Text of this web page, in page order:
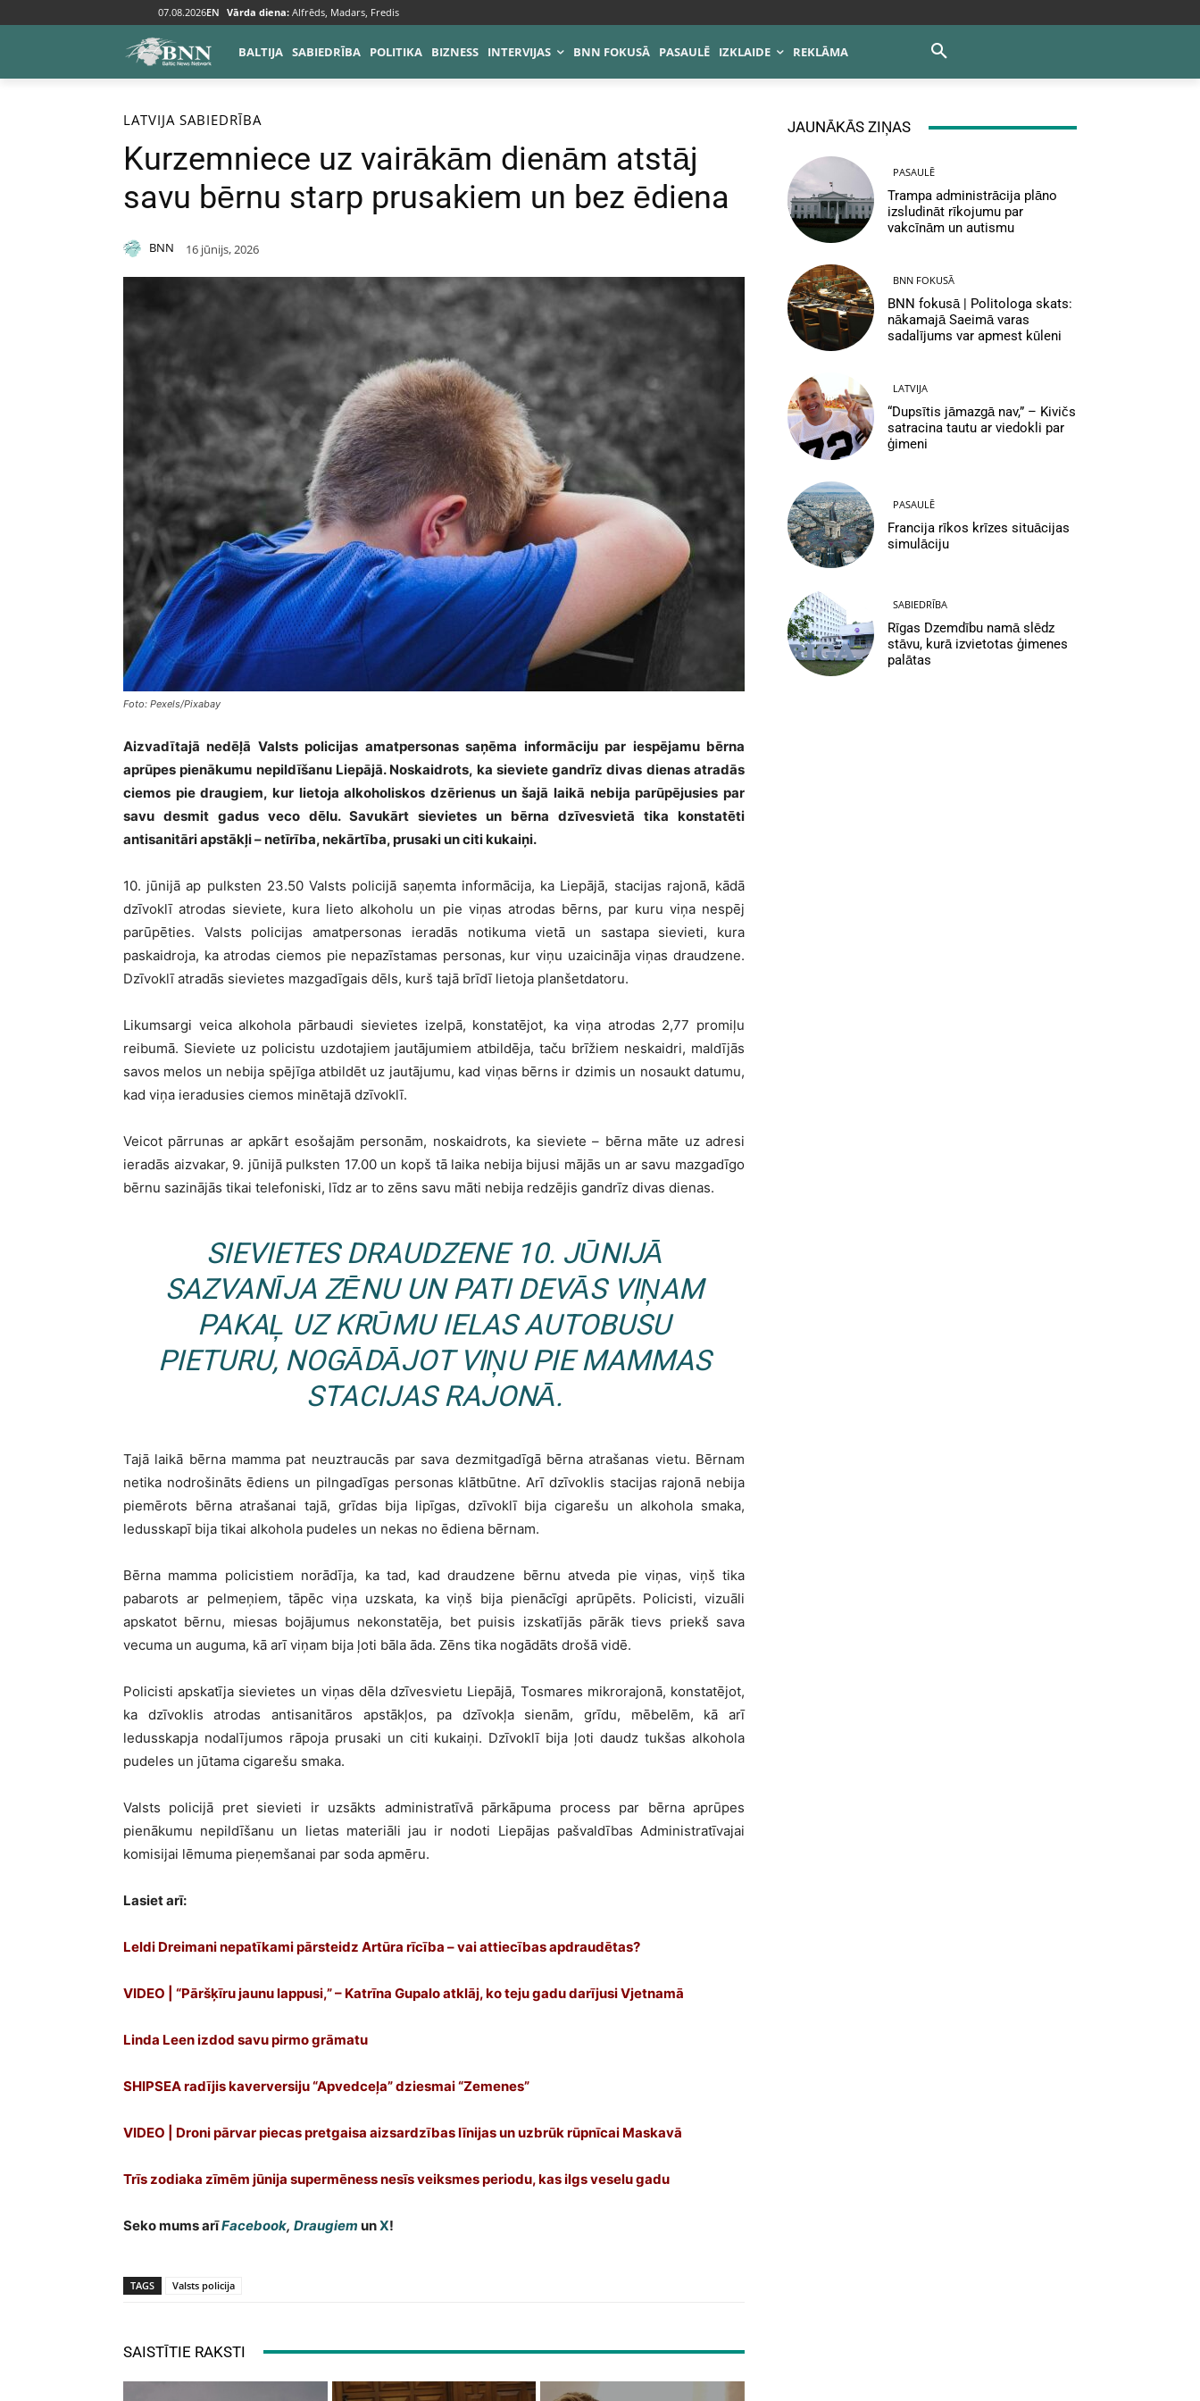
07.08.2026EN Vārda diena: Alfrēds, Madars, Fredis
BALTIJA SABIEDRĪBA POLITIKA BIZNESS INTERVIJAS BNN FOKUSĀ PASAULĒ IZKLAIDE REKLĀMA
Sākums Baltija Latvija
LATVIJA SABIEDRĪBA
Kurzemniece uz vairākām dienām atstāj
savu bērnu starp prusakiem un bez ēdiena
BNN 16 jūnijs, 2026
Foto: Pexels/Pixabay
Aizvadītajā nedēļā Valsts policijas amatpersonas saņēma informāciju par iespējamu bērna
aprūpes pienākumu nepildīšanu Liepājā. Noskaidrots, ka sieviete gandrīz divas dienas atradās
ciemos pie draugiem, kur lietoja alkoholiskos dzērienus un šajā laikā nebija parūpējusies par
savu desmit gadus veco dēlu. Savukārt sievietes un bērna dzīvesvietā tika konstatēti
antisanitāri apstākļi – netīrība, nekārtība, prusaki un citi kukaiņi.
10. jūnijā ap pulksten 23.50 Valsts policijā saņemta informācija, ka Liepājā, stacijas rajonā, kādā
dzīvoklī atrodas sieviete, kura lieto alkoholu un pie viņas atrodas bērns, par kuru viņa nespēj
parūpēties. Valsts policijas amatpersonas ieradās notikuma vietā un sastapa sievieti, kura
paskaidroja, ka atrodas ciemos pie nepazīstamas personas, kur viņu uzaicināja viņas draudzene.
Dzīvoklī atradās sievietes mazgadīgais dēls, kurš tajā brīdī lietoja planšetdatoru.
Likumsargi veica alkohola pārbaudi sievietes izelpā, konstatējot, ka viņa atrodas 2,77 promiļu
reibumā. Sieviete uz policistu uzdotajiem jautājumiem atbildēja, taču brīžiem neskaidri, maldījās
savos melos un nebija spējīga atbildēt uz jautājumu, kad viņas bērns ir dzimis un nosaukt datumu,
kad viņa ieradusies ciemos minētajā dzīvoklī.
Veicot pārrunas ar apkārt esošajām personām, noskaidrots, ka sieviete – bērna māte uz adresi
ieradās aizvakar, 9. jūnijā pulksten 17.00 un kopš tā laika nebija bijusi mājās un ar savu mazgadīgo
bērnu sazinājās tikai telefoniski, līdz ar to zēns savu māti nebija redzējis gandrīz divas dienas.
SIEVIETES DRAUDZENE 10. JŪNIJĀ
SAZVANĪJA ZĒNU UN PATI DEVĀS VIŅAM
PAKAĻ UZ KRŪMU IELAS AUTOBUSU
PIETURU, NOGĀDĀJOT VIŅU PIE MAMMAS
STACIJAS RAJONĀ.
Tajā laikā bērna mamma pat neuztraucās par sava dezmitgadīgā bērna atrašanas vietu. Bērnam
netika nodrošināts ēdiens un pilngadīgas personas klātbūtne. Arī dzīvoklis stacijas rajonā nebija
piemērots bērna atrašanai tajā, grīdas bija lipīgas, dzīvoklī bija cigarešu un alkohola smaka,
ledusskapī bija tikai alkohola pudeles un nekas no ēdiena bērnam.
Bērna mamma policistiem norādīja, ka tad, kad draudzene bērnu atveda pie viņas, viņš tika
pabarots ar pelmeņiem, tāpēc viņa uzskata, ka viņš bija pienācīgi aprūpēts. Policisti, vizuāli
apskatot bērnu, miesas bojājumus nekonstatēja, bet puisis izskatījās pārāk tievs priekš sava
vecuma un auguma, kā arī viņam bija ļoti bāla āda. Zēns tika nogādāts drošā vidē.
Policisti apskatīja sievietes un viņas dēla dzīvesvietu Liepājā, Tosmares mikrorajonā, konstatējot,
ka dzīvoklis atrodas antisanitāros apstākļos, pa dzīvokļa sienām, grīdu, mēbelēm, kā arī
ledusskapja nodalījumos rāpoja prusaki un citi kukaiņi. Dzīvoklī bija ļoti daudz tukšas alkohola
pudeles un jūtama cigarešu smaka.
Valsts policijā pret sievieti ir uzsākts administratīvā pārkāpuma process par bērna aprūpes
pienākumu nepildīšanu un lietas materiāli jau ir nodoti Liepājas pašvaldības Administratīvajai
komisijai lēmuma pieņemšanai par soda apmēru.
Lasiet arī:
Leldi Dreimani nepatīkami pārsteidz Artūra rīcība – vai attiecības apdraudētas?
VIDEO | “Pāršķīru jaunu lappusi,” – Katrīna Gupalo atklāj, ko teju gadu darījusi Vjetnamā
Linda Leen izdod savu pirmo grāmatu
SHIPSEA radījis kaverversiju “Apvedceļa” dziesmai “Zemenes”
VIDEO | Droni pārvar piecas pretgaisa aizsardzības līnijas un uzbrūk rūpnīcai Maskavā
Trīs zodiaka zīmēm jūnija supermēness nesīs veiksmes periodu, kas ilgs veselu gadu
Seko mums arīFacebook, Draugiem unX!
TAGS Valsts policija
SAISTĪTIE RAKSTI
JAUNĀKĀS ZIŅAS
PASAULĒ
Trampa administrācija plāno
izsludināt rīkojumu par
vakcīnām un autismu
BNN FOKUSĀ
BNN fokusā | Politologa skats:
nākamajā Saeimā varas
sadalījums var apmest kūleni
LATVIJA
“Dupsītis jāmazgā nav,” – Kivičs
satracina tautu ar viedokli par
ģimeni
PASAULĒ
Francija rīkos krīzes situācijas
simulāciju
SABIEDRĪBA
Rīgas Dzemdību namā slēdz
stāvu, kurā izvietotas ģimenes
palātas